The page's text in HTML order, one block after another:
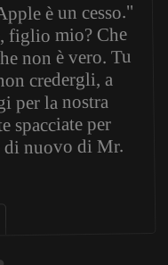
è un cesso."
figlio mio? Che
non è vero. Tu
credergli, a
per la nostra
spacciate per
di nuovo di Mr.